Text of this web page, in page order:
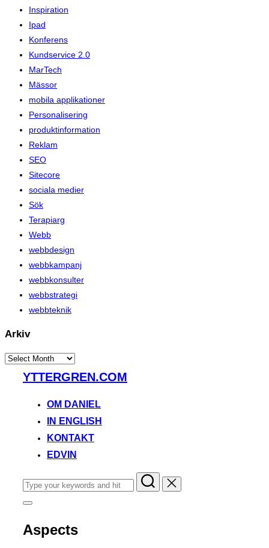
Inspiration
Ipad
Konferens
Kundservice 2.0
MarTech
Mässor
mobila applikationer
Personalisering
produktinformation
Reklam
SEO
Sitecore
sociala medier
Sök
Terapiarg
Webb
webbdesign
webbkampanj
webbkonsulter
webbstrategi
webbteknik
Arkiv
Arkiv
YTTERGREN.COM
OM DANIEL
IN ENGLISH
KONTAKT
EDVIN
Search
for:
Toggle
&
navigation
Aspects